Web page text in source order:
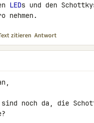
LEDs und den
nehmen.
zitieren Antwort
noch da, die